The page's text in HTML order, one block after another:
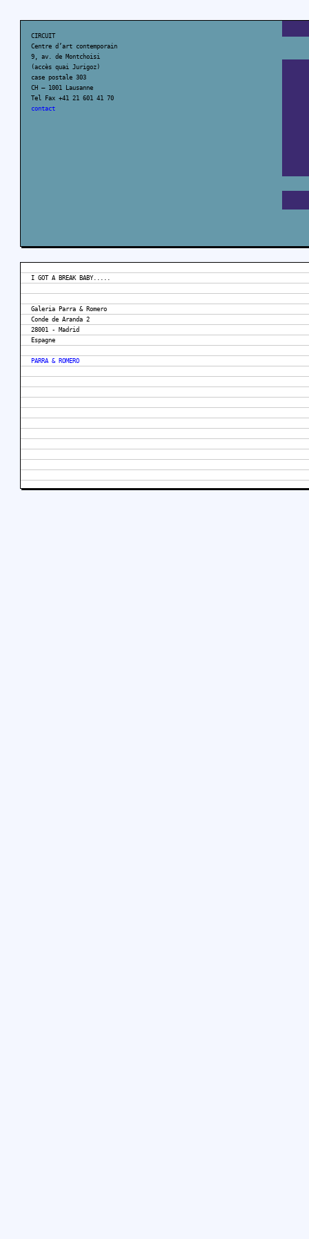
CIRCUIT
Centre d’art contemporain
9, av. de Montchoisi
(accès quai Jurigoz)
case postale 303
CH – 1001 Lausanne
Tel Fax +41 21 601 41 70
contact
I GOT A BREAK BABY.....
Galeria Parra & Romero
Conde de Aranda 2
28001 - Madrid
Espagne
PARRA & ROMERO